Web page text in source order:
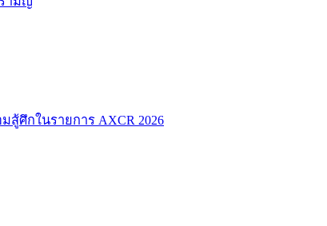
สู้ศึกในรายการ AXCR 2026